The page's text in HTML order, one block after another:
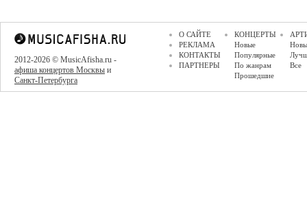
2012-2026 © MusicAfisha.ru -
афиша концертов Москвы и
Санкт-Петербурга
О САЙТЕ
РЕКЛАМА
КОНТАКТЫ
ПАРТНЕРЫ
КОНЦЕРТЫ
Новые
Популярные
По жанрам
Прошедшие
Все